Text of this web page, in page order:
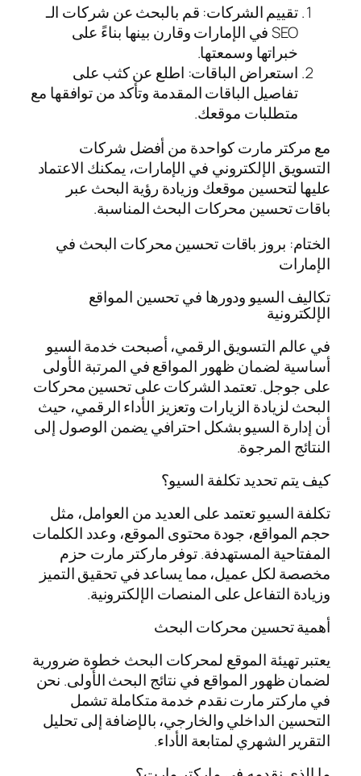
تقييم الشركات: قم بالبحث عن شركات الـ
SEO في الإمارات وقارن بينها بناءً على
خبراتها وسمعتها.
استعراض الباقات: اطلع عن كثب على
تفاصيل الباقات المقدمة وتأكد من توافقها مع
متطلبات موقعك.
مع مركتر مارت كواحدة من أفضل شركات
التسويق الإلكتروني في الإمارات، يمكنك الاعتماد
عليها لتحسين موقعك وزيادة رؤية البحث عبر
باقات تحسين محركات البحث المناسبة.
الختام: بروز باقات تحسين محركات البحث في
الإمارات
تكاليف السيو ودورها في تحسين المواقع
الإلكترونية
في عالم التسويق الرقمي، أصبحت خدمة السيو
أساسية لضمان ظهور المواقع في المرتبة الأولى
على جوجل. تعتمد الشركات على تحسين محركات
البحث لزيادة الزيارات وتعزيز الأداء الرقمي، حيث
أن إدارة السيو بشكل احترافي يضمن الوصول إلى
النتائج المرجوة.
كيف يتم تحديد تكلفة السيو؟
تكلفة السيو تعتمد على العديد من العوامل، مثل
حجم المواقع، جودة محتوى الموقع، وعدد الكلمات
المفتاحية المستهدفة. توفر ماركتر مارت حزم
مخصصة لكل عميل، مما يساعد في تحقيق التميز
وزيادة التفاعل على المنصات الإلكترونية.
أهمية تحسين محركات البحث
يعتبر تهيئة الموقع لمحركات البحث خطوة ضرورية
لضمان ظهور المواقع في نتائج البحث الأولى. نحن
في ماركتر مارت نقدم خدمة متكاملة تشمل
التحسين الداخلي والخارجي، بالإضافة إلى تحليل
التقرير الشهري لمتابعة الأداء.